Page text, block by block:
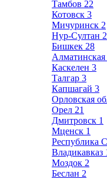
Тамбов 22
Котовск 3
Мичуринск 2
Нур-Султан
Бишкек 28
Алматинская
Каскелен 3
Талгар 3
Капшагай 3
Орловская
Орел 21
Дмитровск 1
Мценск 1
Республика
Владикавказ
Моздок 2
Беслан 2